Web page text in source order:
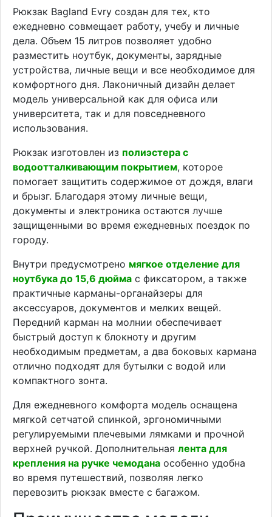
Рюкзак Bagland Evry создан для тех, кто
ежедневно совмещает работу, учебу и личные
дела. Объем 15 литров позволяет удобно
разместить ноутбук, документы, зарядные
устройства, личные вещи и все необходимое для
комфортного дня. Лаконичный дизайн делает
модель универсальной как для офиса или
университета, так и для повседневного
использования.
Рюкзак изготовлен из полиэстера с
водоотталкивающим покрытием, которое
помогает защитить содержимое от дождя, влаги
и брызг. Благодаря этому личные вещи,
документы и электроника остаются лучше
защищенными во время ежедневных поездок по
городу.
Внутри предусмотрено мягкое отделение для
ноутбука до 15,6 дюйма с фиксатором, а также
практичные карманы-органайзеры для
аксессуаров, документов и мелких вещей.
Передний карман на молнии обеспечивает
быстрый доступ к блокноту и другим
необходимым предметам, а два боковых кармана
отлично подходят для бутылки с водой или
компактного зонта.
Для ежедневного комфорта модель оснащена
мягкой сетчатой спинкой, эргономичными
регулируемыми плечевыми лямками и прочной
верхней ручкой. Дополнительная лента для
крепления на ручке чемодана особенно удобна
во время путешествий, позволяя легко
перевозить рюкзак вместе с багажом.